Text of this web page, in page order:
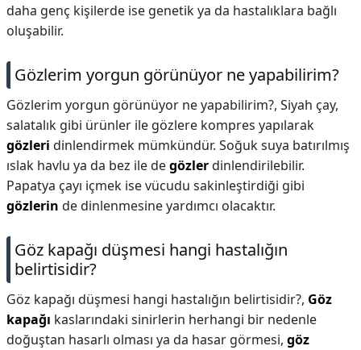
daha genç kişilerde ise genetik ya da hastalıklara bağlı
oluşabilir.
Gözlerim yorgun görünüyor ne yapabilirim?
Gözlerim yorgun görünüyor ne yapabilirim?, Siyah çay,
salatalık gibi ürünler ile gözlere kompres yapılarak
gözleri dinlendirmek mümkündür. Soğuk suya batırılmış
ıslak havlu ya da bez ile degözlerdinlendirilebilir.
Papatya çayı içmek ise vücudu sakinleştirdiği gibi
gözlerin de dinlenmesine yardımcı olacaktır.
Göz kapağı düşmesi hangi hastalığın
belirtisidir?
Göz kapağı düşmesi hangi hastalığın belirtisidir?, Göz
kapağı kaslarındaki sinirlerin herhangi bir nedenle
doğuştan hasarlı olması ya da hasar görmesi, göz